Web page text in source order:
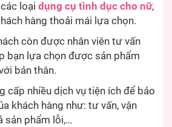
loại dụng cụ tình dục cho nữ,
hàng thoải mái lựa chọn.
còn được nhân viên tư vấn
bạn lựa chọn được sản phẩm
bản thân.
cấp nhiều dịch vụ tiện ích để bảo
khách hàng như: tư vấn, vận
sản phẩm lỗi,…